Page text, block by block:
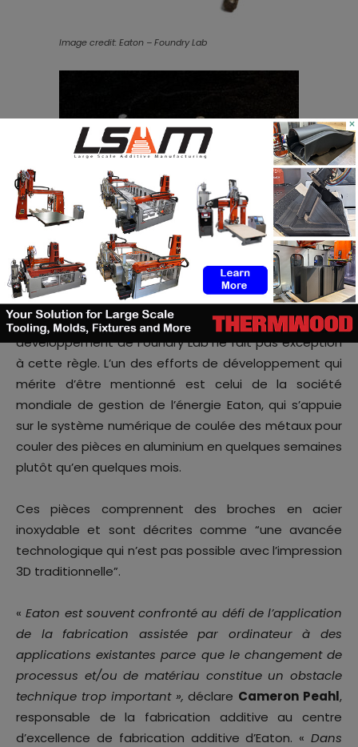
Image credit: Eaton – Foundry Lab
Image credit: Eaton – Foundry Lab
En outre, le développement d’applications est
favorisé par les collaborations industrielles et le
développement de Foundry Lab ne fait pas exception
à cette règle. L’un des efforts de développement qui
mérite d’être mentionné est celui de la société
mondiale de gestion de l’énergie Eaton, qui s’appuie
sur le système numérique de coulée des métaux pour
couler des pièces en aluminium en quelques semaines
plutôt qu’en quelques mois.
Ces pièces comprennent des broches en acier
inoxydable et sont décrites comme “une avancée
technologique qui n’est pas possible avec l’impression
3D traditionnelle”.
«Eaton est souvent confronté au défi de l’application
de la fabrication assistée par ordinateur à des
applications existantes parce que le changement de
processus et/ou de matériau constitue un obstacle
technique trop important », déclare Cameron Peahl,
responsable de la fabrication additive au centre
d’excellence de fabrication additive d’Eaton. « Dans
×